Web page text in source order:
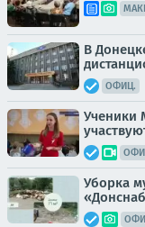
В
ОФИЦ.
Ученики
Уборка